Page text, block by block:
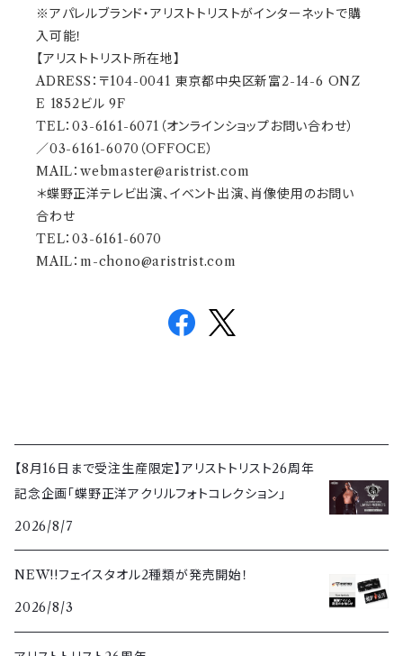
※アパレルブランド・アリストトリストがインターネットで購
入可能！
【アリストトリスト所在地】
ADRESS：〒104-0041 東京都中央区新富2-14-6 ONZ
E 1852ビル 9F
TEL：03-6161-6071（オンラインショップお問い合わせ）
／03-6161-6070（OFFOCE）
MAIL： webmaster@aristrist.com
＊蝶野正洋テレビ出演、イベント出演、肖像使用のお問い
合わせ
TEL：03-6161-6070
MAIL： m-chono@aristrist.com
【8月16日まで受注生産限定】アリストトリスト26周年
記念企画「蝶野正洋アクリルフォトコレクション」
2026/8/7
NEW!!フェイスタオル2種類が発売開始！
2026/8/3